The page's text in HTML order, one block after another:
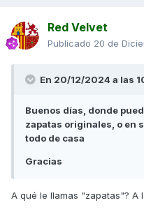
Red Velvet
Publicado 20 de
En 20/12/2024 a las
Buenos días, donde
zapatas originales, o en
todo de casa
Gracias
A qué le llamas "zapatas"? A